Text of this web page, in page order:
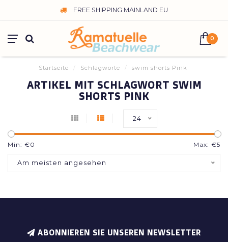
FREE SHIPPING MAINLAND EU
0
Startseite / Schlagworte / swim shorts Pink
ARTIKEL MIT SCHLAGWORT SWIM
SHORTS PINK
24
Min: €0 Max: €5
Am meisten angesehen
ABONNIEREN SIE UNSEREN NEWSLETTER